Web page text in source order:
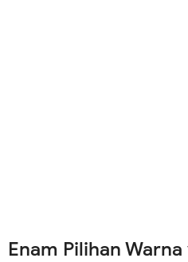
Enam Pilihan